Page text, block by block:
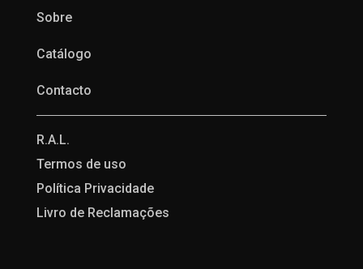
Sobre
Catálogo
Contacto
R.A.L.
Termos de uso
Política Privacidade
Livro de Reclamações